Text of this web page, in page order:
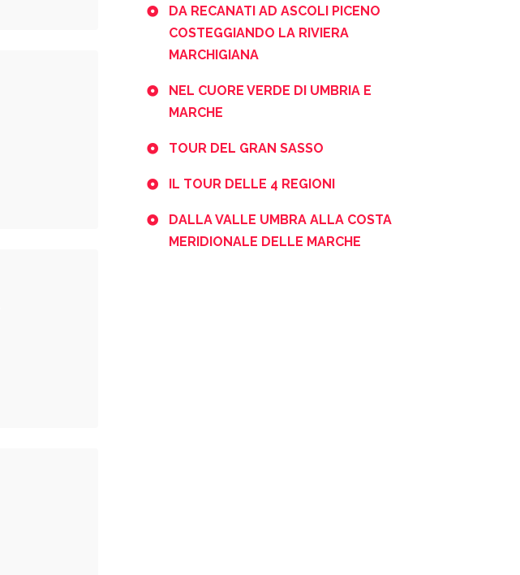
DA RECANATI AD ASCOLI PICENO
COSTEGGIANDO LA RIVIERA
MARCHIGIANA
NEL CUORE VERDE DI UMBRIA E
MARCHE
TOUR DEL GRAN SASSO
IL TOUR DELLE 4 REGIONI
DALLA VALLE UMBRA ALLA COSTA
MERIDIONALE DELLE MARCHE